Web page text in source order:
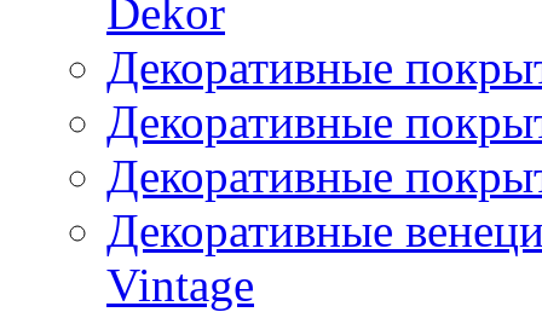
Dekor
Декоративные
Декоративные
Декоративные
Декоративные
Vintage